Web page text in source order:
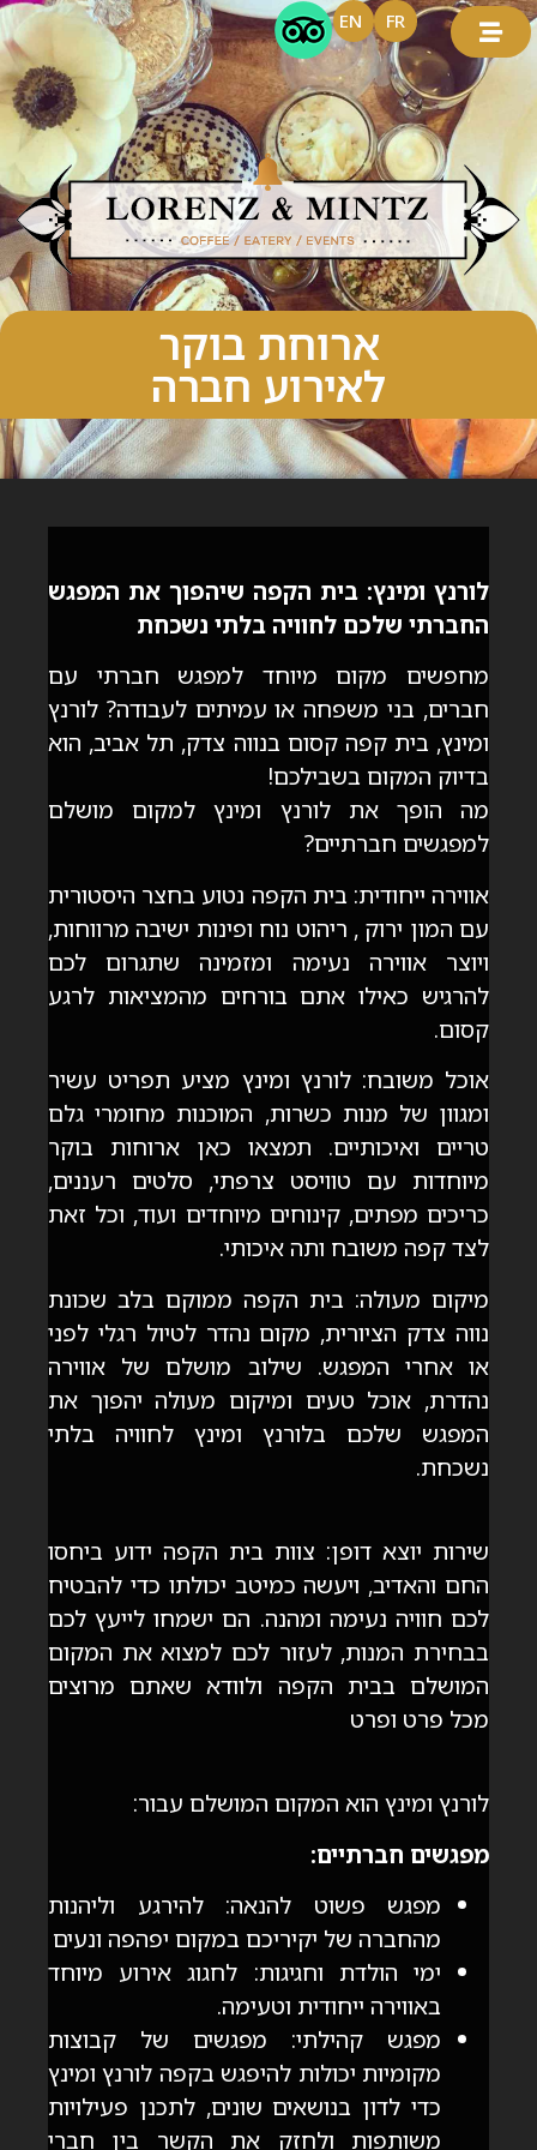
FR
EN
ארוחת בוקר
לאירוע חברה
לורנץ ומינץ: בית הקפה שיהפוך את המפגש
החברתי שלכם לחוויה בלתי נשכחת
מחפשים מקום מיוחד למפגש חברתי עם
חברים, בני משפחה או עמיתים לעבודה? לורנץ
ומינץ, בית קפה קסום בנווה צדק, תל אביב, הוא
בדיוק המקום בשבילכם!
מה הופך את לורנץ ומינץ למקום מושלם
למפגשים חברתיים?
אווירה ייחודית: בית הקפה נטוע בחצר היסטורית
עם המון ירוק , ריהוט נוח ופינות ישיבה מרווחות,
ויוצר אווירה נעימה ומזמינה שתגרום לכם
להרגיש כאילו אתם בורחים מהמציאות לרגע
קסום.
אוכל משובח: לורנץ ומינץ מציע תפריט עשיר
ומגוון של מנות כשרות, המוכנות מחומרי גלם
טריים ואיכותיים. תמצאו כאן ארוחות בוקר
מיוחדות עם טוויסט צרפתי, סלטים רעננים,
כריכים מפתים, קינוחים מיוחדים ועוד, וכל זאת
לצד קפה משובח ותה איכותי.
מיקום מעולה: בית הקפה ממוקם בלב שכונת
נווה צדק הציורית, מקום נהדר לטיול רגלי לפני
או אחרי המפגש. שילוב מושלם של אווירה
נהדרת, אוכל טעים ומיקום מעולה יהפוך את
המפגש שלכם בלורנץ ומינץ לחוויה בלתי
נשכחת.
שירות יוצא דופן: צוות בית הקפה ידוע ביחסו
החם והאדיב, ויעשה כמיטב יכולתו כדי להבטיח
לכם חוויה נעימה ומהנה. הם ישמחו לייעץ לכם
בבחירת המנות, לעזור לכם למצוא את המקום
המושלם בבית הקפה ולוודא שאתם מרוצים
מכל פרט ופרט
לורנץ ומינץ הוא המקום המושלם עבור:
מפגשים חברתיים:
מפגש פשוט להנאה: להירגע וליהנות
מהחברה של יקיריכם במקום יפהפה ונעים
ימי הולדת וחגיגות: לחגוג אירוע מיוחד
באווירה ייחודית וטעימה.
מפגש קהילתי: מפגשים של קבוצות
מקומיות יכולות להיפגש בקפה לורנץ ומינץ
כדי לדון בנושאים שונים, לתכנן פעילויות
משותפות ולחזק את הקשר בין חברי